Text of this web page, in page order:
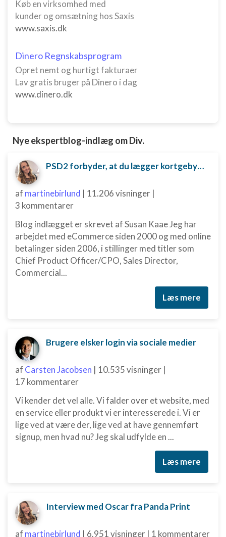
Køb en virksomhed med
kunder og omsætning hos Saxis
www.saxis.dk
Dinero Regnskabsprogram
Opret nemt og hurtigt fakturaer
Lav gratis bruger på Dinero i dag
www.dinero.dk
Nye ekspertblog-indlæg om Div.
PSD2 forbyder, at du lægger kortgebyret ud til dine kunder fra 1. januar 2018
af martinebirlund | 11.206 visninger |
3 kommentarer
Blog indlægget er skrevet af Susan Kaae Jeg har
arbejdet med eCommerce siden 2000 og med online
betalinger siden 2006, i stillinger med titler som
Chief Product Officer/CPO, Sales Director,
Commercial...
Læs mere
Brugere elsker login via sociale medier
af Carsten Jacobsen | 10.535 visninger |
17 kommentarer
Vi kender det vel alle. Vi falder over et website, med
en service eller produkt vi er interesserede i. Vi er
lige ved at være der, lige ved at have gennemført
signup, men hvad nu? Jeg skal udfylde en ...
Læs mere
Interview med Oscar fra Panda Print
af martinebirlund | 6.951 visninger | 1 kommentarer
Ydeevne
Funktionel